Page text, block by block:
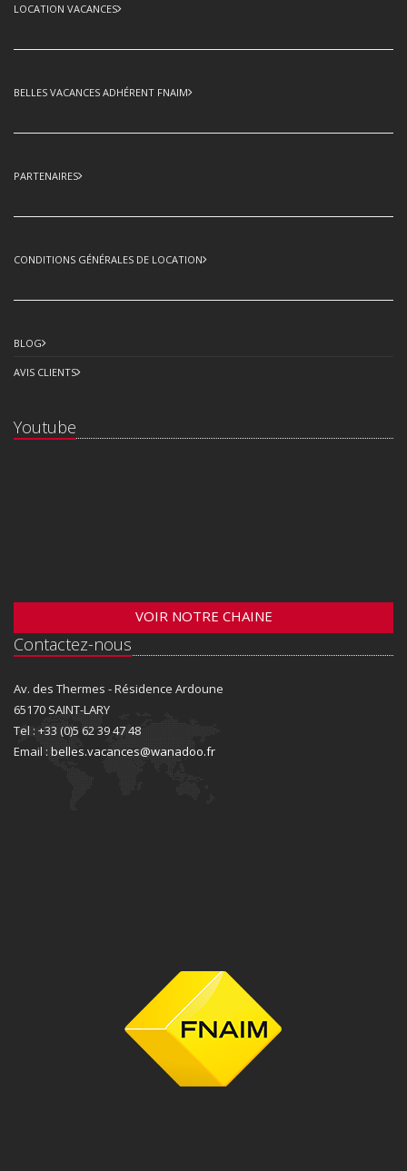
LOCATION VACANCES
BELLES VACANCES ADHÉRENT FNAIM
PARTENAIRES
CONDITIONS GÉNÉRALES DE LOCATION
BLOG
AVIS CLIENTS
Youtube
VOIR NOTRE CHAINE
Contactez-nous
Av. des Thermes - Résidence Ardoune
65170 SAINT-LARY
Tel : +33 (0)5 62 39 47 48
Email : belles.vacances@wanadoo.fr